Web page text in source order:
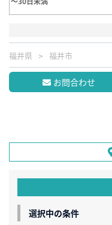
福井県 福井市
お問合わせ
選択中の条件